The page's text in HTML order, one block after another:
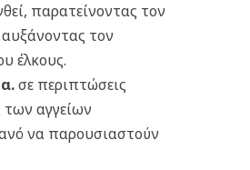
παρατείνοντας τον
τον
έλκους.
σε περιπτώσεις
αγγείων
να παρουσιαστούν